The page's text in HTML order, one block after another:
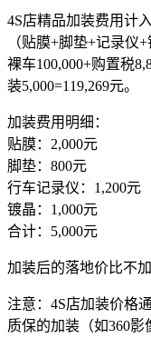
4S店精品加装费用计
（贴膜+脚垫+记录仪+
裸车100,000+购置税
装5,000=119,269元。
加装费用明细：
贴膜：2,000元
脚垫：800元
行车记录仪：1,200元
镀晶：1,000元
合计：5,000元
加装后的落地价比不加
注意：4S店加装价格
质保的加装（如360